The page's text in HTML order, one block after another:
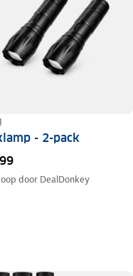
- 2-pack
door DealDonkey